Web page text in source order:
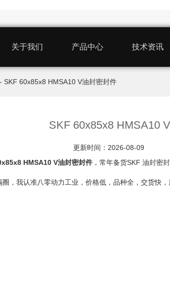
关于我们 产品中心 技术资讯
SKF 60x85x8 HMSA10 V油封密封件
SKF 60x85x8 HMSA10 V
更新时间：2026-08-09
HMSA10 V油封密封件，常年备货SKF 油封密
，我认准八零动力工业，价格低，品种全，交货快